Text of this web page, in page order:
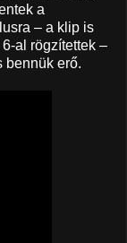
a
– a klip is
al rögzítettek –
bennük erő.